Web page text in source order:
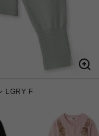
LGRY F